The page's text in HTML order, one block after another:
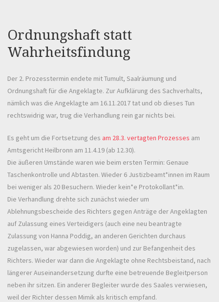
Ordnungshaft statt
Wahrheitsfindung
Der 2. Prozesstermin endete mit Tumult, Saalräumung und
Ordnungshaft für die Angeklagte. Zur Aufklärung des Sachverhalts,
nämlich was die Angeklagte am 16.11.2017 tat und ob dieses Tun
rechtswidrig war, trug die Verhandlung rein gar nichts bei.
Es geht um die Fortsetzung des am 28.3. vertagten Prozesses am
Amtsgericht Heilbronn am 11.4.19 (ab 12.30).
Die äußeren Umstände waren wie beim ersten Termin: Genaue
Taschenkontrolle und Abtasten. Wieder 6 Justizbeamt*innen im Raum
bei weniger als 20 Besuchern. Wieder kein*e Protokollant*in.
Die Verhandlung drehte sich zunächst wieder um
Ablehnungsbescheide des Richters gegen Anträge der Angeklagten
auf Zulassung eines Verteidigers (auch eine neu beantragte
Zulassung von Hanna Poddig, an anderen Gerichten durchaus
zugelassen, war abgewiesen worden) und zur Befangenheit des
Richters. Wieder war dann die Angeklagte ohne Rechtsbeistand, nach
längerer Auseinandersetzung durfte eine betreuende Begleitperson
neben ihr sitzen. Ein anderer Begleiter wurde des Saales verwiesen,
weil der Richter dessen Mimik als kritisch empfand.